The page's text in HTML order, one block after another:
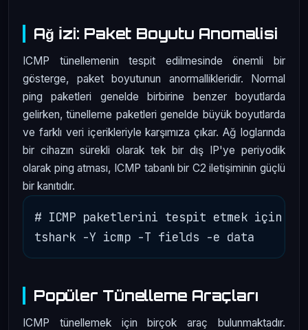
Ağ İzi: Paket Boyutu Anomalisi
ICMP tünellemenin tespit edilmesinde önemli bir
gösterge, paket boyutunun anormallikleridir. Normal
ping paketleri genelde birbirine benzer boyutlarda
gelirken, tünelleme paketleri genelde büyük boyutlarda
ve farklı veri içerikleriyle karşımıza çıkar. Ağ loglarında
bir cihazın sürekli olarak tek bir dış IP'ye periyodik
olarak ping atması, ICMP tabanlı bir C2 iletişiminin güçlü
bir kanıtıdır.
# ICMP paketlerini tespit etmek için
Popüler Tünelleme Araçları
ICMP tünellemek için birçok araç bulunmaktadır.